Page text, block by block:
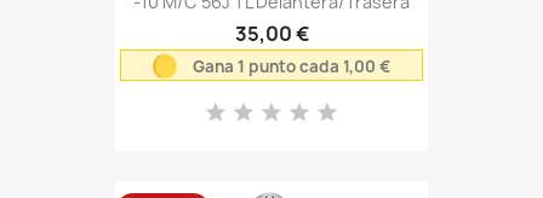
35,00 €
Gana 1 punto cada 1,00 €